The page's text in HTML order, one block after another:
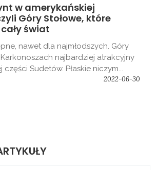
w amerykańskiej
Góry Stołowe, które
świat
nawet dla najmłodszych. Góry
najbardziej atrakcyjny
Sudetów. Płaskie niczym...
2022-06-30